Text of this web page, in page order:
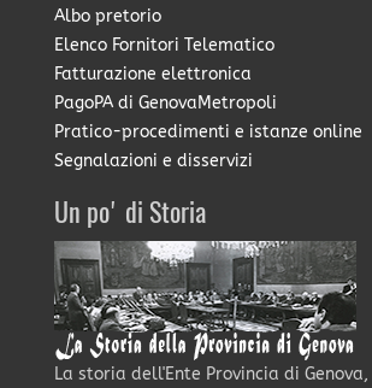
Albo pretorio
Elenco Fornitori Telematico
Fatturazione elettronica
PagoPA di GenovaMetropoli
Pratico-procedimenti e istanze online
Segnalazioni e disservizi
Un po' di Storia
La storia dell'Ente Provincia di